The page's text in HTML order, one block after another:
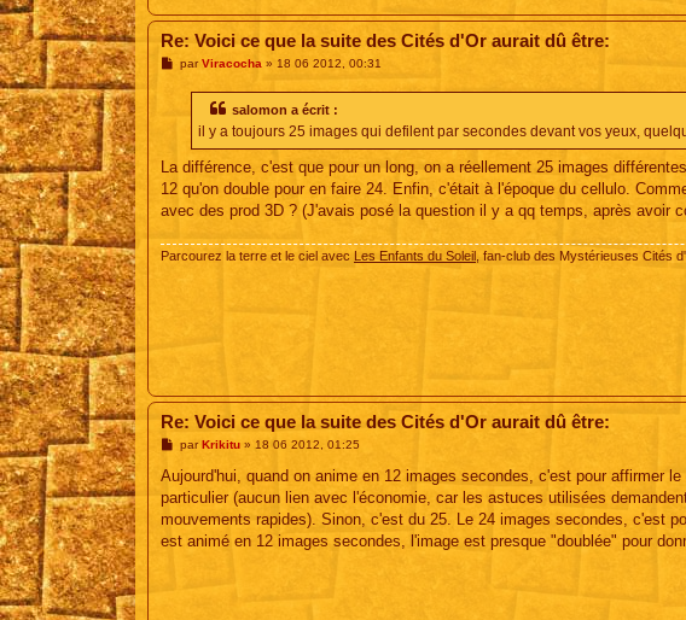
Re: Voici ce que la suite des Cités d'Or aurait dû être:
MparViracocha » 18 06 2012, 00:31
salomon a écrit :
il y a toujours 25 images qui defilent par secondes devant vos yeux,
La différence, c'est que pour un long, on a réellement 25 images
12 qu'on double pour en faire 24. Enfin, c'était à l'époque du cellulo.
avec des prod 3D ? (J'avais posé la question il y a qq temps, après avoir
Parcourez la terre et le ciel avec Les Enfants du Soleil , fan-club des Mystérieuses Cités
Re: Voici ce que la suite des Cités d'Or aurait dû être:
M
s
s
a
g
parKrikitu» 18 06 2012, 01:25
Aujourd'hui, quand on anime en 12 images secondes, c'est pour affirmer
particulier (aucun lien avec l'économie, car les astuces utilisées
mouvements rapides). Sinon, c'est du 25. Le 24 images secondes, c'est
est animé en 12 images secondes, l'image est presque "doublée" pour